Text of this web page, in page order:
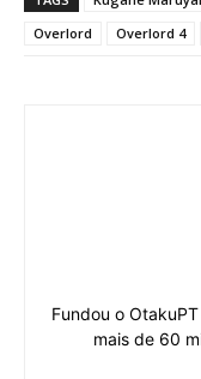
Overlord
Overlord 4
Fundou o
mais de 60